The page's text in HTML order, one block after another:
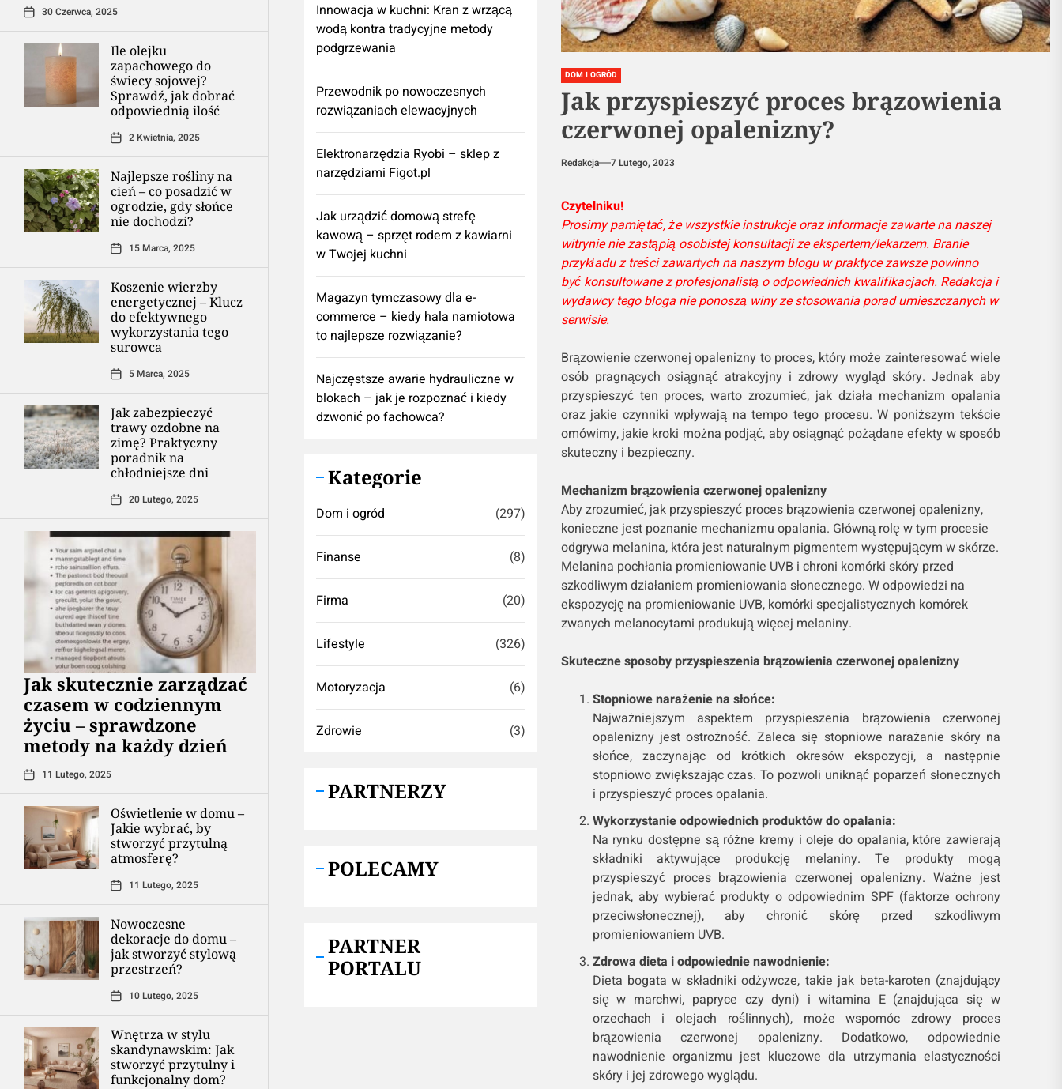
30 Czerwca, 2025
Ile olejku
zapachowego do
świecy sojowej?
Sprawdź, jak dobrać
odpowiednią ilość
2 Kwietnia, 2025
Najlepsze rośliny na
cień – co posadzić w
ogrodzie, gdy słońce
nie dochodzi?
15 Marca, 2025
Koszenie wierzby
energetycznej – Klucz
do efektywnego
wykorzystania tego
surowca
5 Marca, 2025
Jak zabezpieczyć
trawy ozdobne na
zimę? Praktyczny
poradnik na
chłodniejsze dni
20 Lutego, 2025
Jak skutecznie zarządzać
czasem w codziennym
życiu – sprawdzone
metody na każdy dzień
11 Lutego, 2025
Oświetlenie w domu –
Jakie wybrać, by
stworzyć przytulną
atmosferę?
11 Lutego, 2025
Nowoczesne
dekoracje do domu –
jak stworzyć stylową
przestrzeń?
10 Lutego, 2025
Wnętrza w stylu
skandynawskim: Jak
stworzyć przytulny i
funkcjonalny dom?
DOM I OGRÓD
Jak przyspieszyć proces brązowienia
czerwonej opalenizny?
Redakcja 7 Lutego, 2023
Czytelniku!
Prosimy pamiętać, że wszystkie instrukcje oraz informacje zawarte na naszej
witrynie nie zastąpią osobistej konsultacji ze ekspertem/lekarzem. Branie
przykładu z treści zawartych na naszym blogu w praktyce zawsze powinno
być konsultowane z profesjonalistą o odpowiednich kwalifikacjach. Redakcja i
wydawcy tego bloga nie ponoszą winy ze stosowania porad umieszczanych w
serwisie.
Brązowienie czerwonej opalenizny to proces, który może zainteresować wiele
osób pragnących osiągnąć atrakcyjny i zdrowy wygląd skóry. Jednak aby
przyspieszyć ten proces, warto zrozumieć, jak działa mechanizm opalania
oraz jakie czynniki wpływają na tempo tego procesu. W poniższym tekście
omówimy, jakie kroki można podjąć, aby osiągnąć pożądane efekty w sposób
skuteczny i bezpieczny.
Mechanizm brązowienia czerwonej opalenizny
Aby zrozumieć, jak przyspieszyć proces brązowienia czerwonej opalenizny,
konieczne jest poznanie mechanizmu opalania. Główną rolę w tym procesie
odgrywa melanina, która jest naturalnym pigmentem występującym w skórze.
Melanina pochłania promieniowanie UVB i chroni komórki skóry przed
szkodliwym działaniem promieniowania słonecznego. W odpowiedzi na
ekspozycję na promieniowanie UVB, komórki specjalistycznych komórek
zwanych melanocytami produkują więcej melaniny.
Skuteczne sposoby przyspieszenia brązowienia czerwonej opalenizny
Stopniowe narażenie na słońce:
Najważniejszym aspektem przyspieszenia brązowienia czerwonej
opalenizny jest ostrożność. Zaleca się stopniowe narażanie skóry na
słońce, zaczynając od krótkich okresów ekspozycji, a następnie
stopniowo zwiększając czas. To pozwoli uniknąć poparzeń słonecznych
i przyspieszyć proces opalania.
Wykorzystanie odpowiednich produktów do opalania:
Na rynku dostępne są różne kremy i oleje do opalania, które zawierają
składniki aktywujące produkcję melaniny. Te produkty mogą
przyspieszyć proces brązowienia czerwonej opalenizny. Ważne jest
jednak, aby wybierać produkty o odpowiednim SPF (faktorze ochrony
przeciwsłonecznej), aby chronić skórę przed szkodliwym
promieniowaniem UVB.
Zdrowa dieta i odpowiednie nawodnienie:
Dieta bogata w składniki odżywcze, takie jak beta-karoten (znajdujący
się w marchwi, papryce czy dyni) i witamina E (znajdująca się w
orzechach i olejach roślinnych), może wspomóc zdrowy proces
brązowienia czerwonej opalenizny. Dodatkowo, odpowiednie
nawodnienie organizmu jest kluczowe dla utrzymania elastyczności
skóry i jej zdrowego wyglądu.
Innowacja w kuchni: Kran z wrzącą
wodą kontra tradycyjne metody
podgrzewania
Przewodnik po nowoczesnych
rozwiązaniach elewacyjnych
Elektronarzędzia Ryobi – sklep z
narzędziami Figot.pl
​Jak urządzić domową strefę
kawową – sprzęt rodem z kawiarni
w Twojej kuchni
Magazyn tymczasowy dla e-
commerce – kiedy hala namiotowa
to najlepsze rozwiązanie?
Najczęstsze awarie hydrauliczne w
blokach – jak je rozpoznać i kiedy
dzwonić po fachowca?
Kategorie
Dom i ogród (297)
Finanse (8)
Firma (20)
Lifestyle (326)
Motoryzacja (6)
Zdrowie (3)
PARTNERZY
POLECAMY
PARTNER
PORTALU